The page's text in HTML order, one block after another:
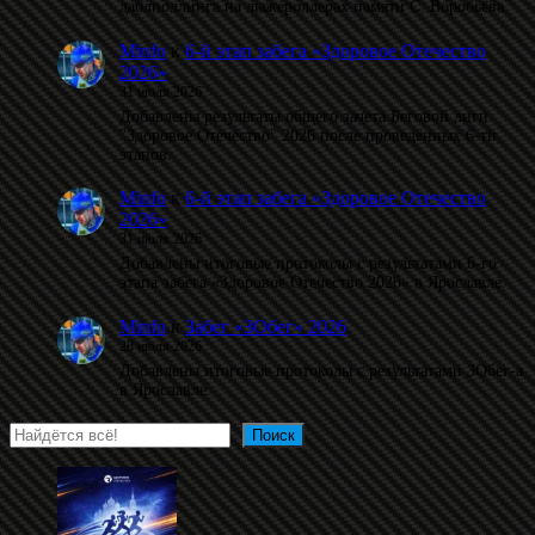
даблполлинга на лыжероллерах памяти С. Воробьёва.
Minfoк6-й этап забега «Здоровое Отечество
2026»
31 июля 2026
Добавлены результаты общего зачета Беговой лиги
"Здоровое Отечество" 2026 после проведённых 6-ти
этапов.
Minfoк6-й этап забега «Здоровое Отечество
2026»
31 июля 2026
Добавлены итоговые протоколы с результатами 6-го
этапа забега «Здоровое Отечество 2026» в Ярославле.
MinfoкЗабег «ЗОбег» 2026
28 июля 2026
Добавлены итоговые протоколы с результатами ЗОбег-а
в Ярославле.
Поиск Поиск